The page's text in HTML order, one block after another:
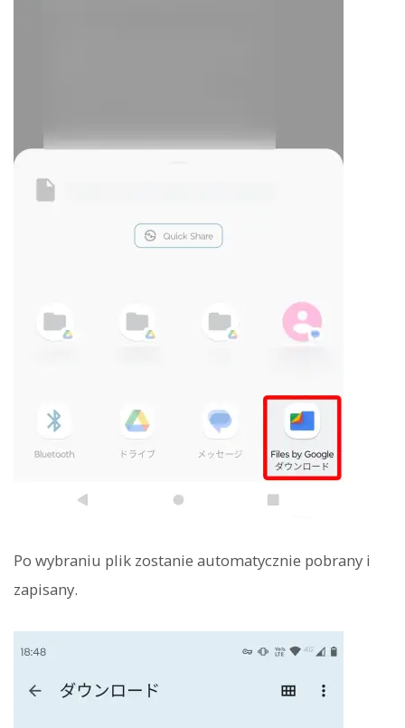
Po wybraniu plik zostanie automatycznie pobrany i
zapisany.